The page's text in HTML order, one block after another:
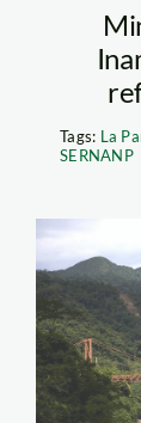
Tags: La
SERNANP